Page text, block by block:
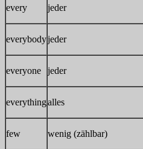
every jeder
everybodyjeder
everyone jeder
everythingalles
few wenig (zählbar)